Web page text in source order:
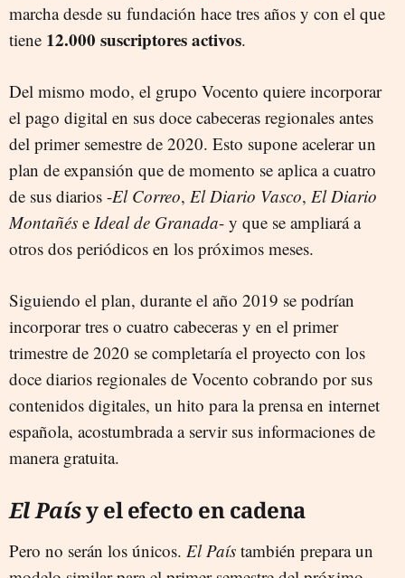
marcha desde su fundación hace tres años y con el que
tiene 12.000 suscriptores activos.
Del mismo modo, el grupo Vocento quiere incorporar
el pago digital en sus doce cabeceras regionales antes
del primer semestre de 2020. Esto supone acelerar un
plan de expansión que de momento se aplica a cuatro
de sus diarios -El Correo, El Diario Vasco, El Diario
Montañés e Ideal de Granada- y que se ampliará a
otros dos periódicos en los próximos meses.
Siguiendo el plan, durante el año 2019 se podrían
incorporar tres o cuatro cabeceras y en el primer
trimestre de 2020 se completaría el proyecto con los
doce diarios regionales de Vocento cobrando por sus
contenidos digitales, un hito para la prensa en internet
española, acostumbrada a servir sus informaciones de
manera gratuita.
El Paísy el efecto en cadena
Pero no serán los únicos. El País también prepara un